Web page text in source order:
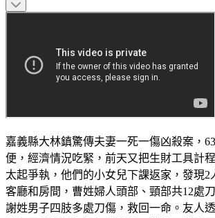
便，經濟情況吃緊，前天又把生財工具計
太起爭執，他們的小女兒下課返家，發現2
客廳和房間，曹姓婦人頭部、頸部共12處
謝姓男子四肢多處刀傷，救回一命。友人
常打電話給大女兒交代後事，警方不排除